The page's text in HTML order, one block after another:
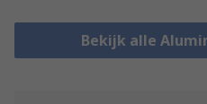
Bekijk alle